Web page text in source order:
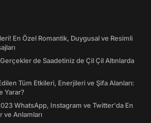
En Özel Romantik, Duygusal ve Resimli
de Saadetiniz de Çil Çil Altınlarda
Tüm Etkileri, Enerjileri ve Şifa Alanları:
Yarar?
WhatsApp, Instagram ve Twitter'da En
ve Anlamları